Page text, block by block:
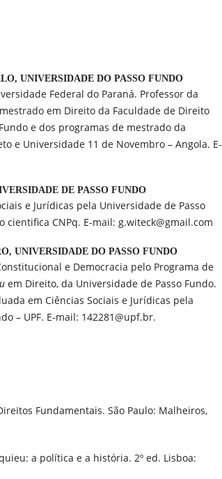
UNIVERSIDADE DO PASSO FUNDO
Federal do Paraná. Professor da
em Direito da Faculdade de Direito
e dos programas de mestrado da
e Universidade 11 de Novembro – Angola. E-
DE PASSO FUNDO
e Jurídicas pela Universidade de Passo
cientifica CNPq. E-mail: g.witeck@gmail.com
UNIVERSIDADE DO PASSO FUNDO
e Democracia pelo Programa de
em Direito, da Universidade de Passo Fundo.
em Ciências Sociais e Jurídicas pela
– UPF. E-mail: 142281@upf.br.
Fundamentais. São Paulo: Malheiros,
a política e a história. 2º ed. Lisboa: